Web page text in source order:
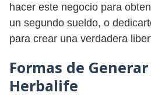
hacer este negocio para
un segundo sueldo, o
para crear una verdadera
Formas de
Herbalife